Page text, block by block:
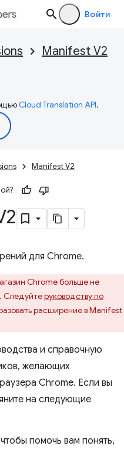
Войти
Manifest V2
Cloud Translation API.
Manifest V2
для Chrome.
Chrome больше не
Следуйтеруководству по
расширение в Manifest
и справочную
желающих
Chrome. Если вы
на следующие
чтобы помочь вам понять,